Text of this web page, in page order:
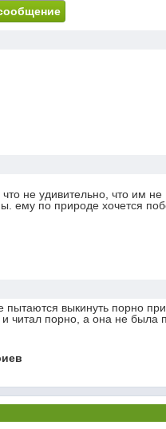
не удивительно, что им не
ему по природе хочется
пытаются выкинуть порно
читал порно, а она не была